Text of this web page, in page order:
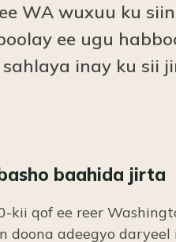
WA wuxuu ku
ee ugu
inay ku sii
baahida jirta
kii qof ee reer
doona adeegyo daryeel